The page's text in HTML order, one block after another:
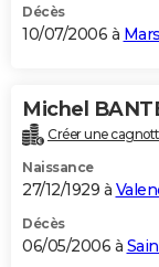
Décès
10/07/2006 à
Michel
Créer une
Naissance
27/12/1929 à
Décès
06/05/2006 à